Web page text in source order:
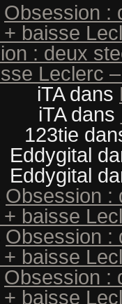
Obsession :
baisse
: deux
Leclerc
iTAdans
iTAdans
123tie
Eddygital
Eddygital
Obsession :
baisse
Obsession :
baisse
Obsession :
baisse